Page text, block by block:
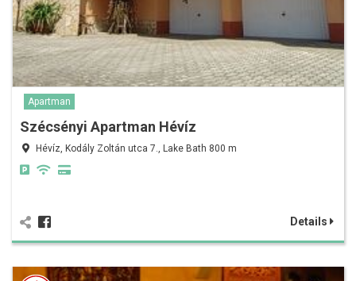
Apartman
Szécsényi Apartman Hévíz
Hévíz, Kodály Zoltán utca 7., Lake Bath 800 m
Details